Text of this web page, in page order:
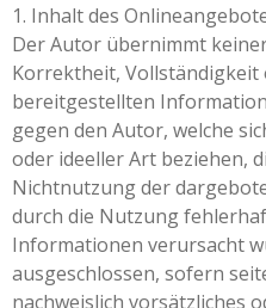
1. Inhalt des
Der Autor übernimmt
Korrektheit, Vollständigkeit
bereitgestellten
gegen den Autor, welche
oder ideeller Art beziehen,
Nichtnutzung der
durch die Nutzung
Informationen verursacht
ausgeschlossen, sofern
nachweislich vorsätzliches